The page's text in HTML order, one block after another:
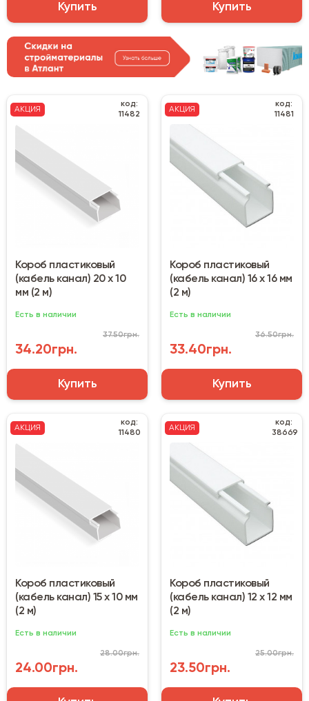
Купить Купить
АКЦИЯ
код:
11482
Короб пластиковый
(кабель канал) 20 х 10
мм (2 м)
Есть в наличии
34.20грн.
37.50грн.
Купить
АКЦИЯ
код:
11481
Короб пластиковый
(кабель канал) 16 х 16 мм
(2 м)
Есть в наличии
33.40грн.
36.50грн.
Купить
АКЦИЯ
код:
11480
Короб пластиковый
(кабель канал) 15 х 10 мм
(2 м)
Есть в наличии
24.00грн.
28.00грн.
АКЦИЯ
код:
38669
Короб пластиковый
(кабель канал) 12 х 12 мм
(2 м)
Есть в наличии
23.50грн.
25.00грн.